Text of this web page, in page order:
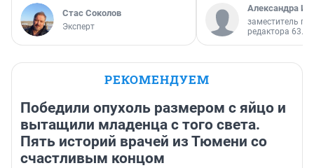
Стас Соколов
Эксперт
Александра
заместитель
редактора 63.RU
РЕКОМЕНДУЕМ
Победили опухоль размером с яйцо и
вытащили младенца с того света.
Пять историй врачей из Тюмени со
счастливым концом